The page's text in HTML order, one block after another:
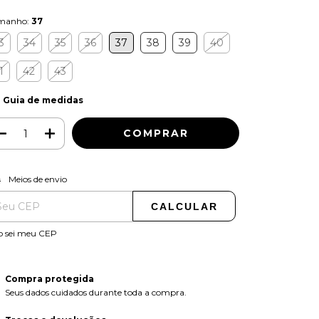
37
34 35 36 37 38 39 40
42 43
Guia de medidas
para o CEP:
Meios de envio
CALCULAR
sei meu CEP
Compra protegida
Seus dados cuidados durante toda a compra.